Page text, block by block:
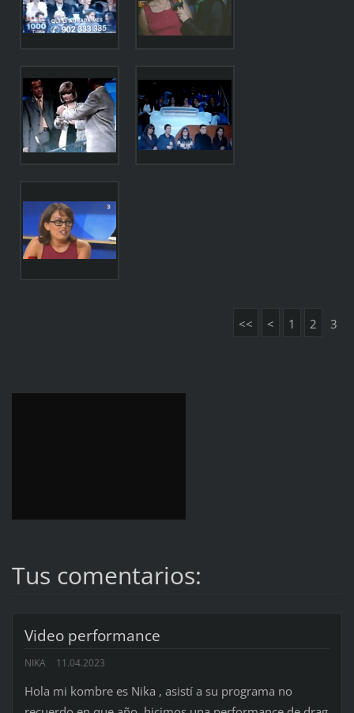
<< < 1 2 3
Tus comentarios:
Video performance
NIKA 11.04.2023
Hola mi kombre es Nika , asistí a su programa no